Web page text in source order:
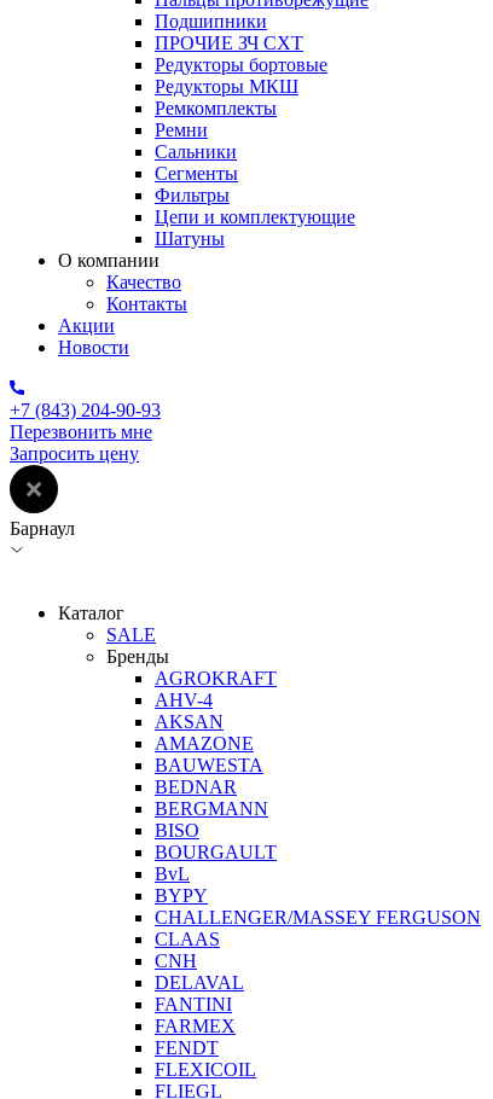
Подшипники
ПРОЧИЕ ЗЧ СХТ
Редукторы бортовые
Редукторы МКШ
Ремкомплекты
Ремни
Сальники
Сегменты
Фильтры
Цепи и комплектующие
Шатуны
О компании
Качество
Контакты
Акции
Новости
+7 (843) 204-90-93
Перезвонить мне
Запросить цену
Барнаул
Каталог
SALE
Бренды
AGROKRAFT
AHV-4
AKSAN
AMAZONE
BAUWESTA
BEDNAR
BERGMANN
BISO
BOURGAULT
BvL
BYPY
CHALLENGER/MASSEY FERGUSON
CLAAS
CNH
DELAVAL
FANTINI
FARMEX
FENDT
FLEXICOIL
FLIEGL